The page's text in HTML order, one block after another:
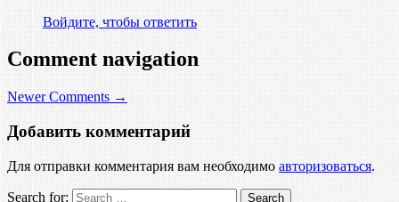
Войдите, чтобы ответить
Comment navigation
Newer Comments →
Добавить комментарий
Для отправки комментария вам необходимо авторизоваться.
Search for: